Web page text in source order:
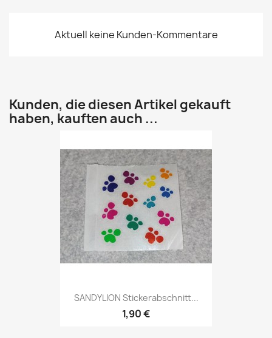
Aktuell keine Kunden-Kommentare
Kunden, die diesen Artikel gekauft
haben, kauften auch ...
SANDYLION Stickerabschnitt...
1,90 €